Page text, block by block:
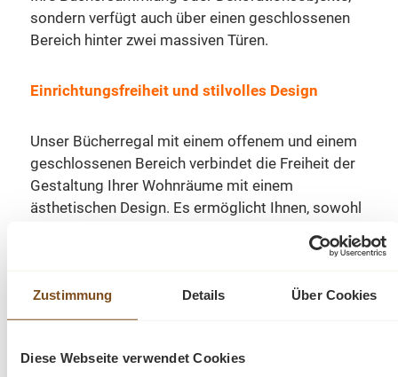
Zustimmung Details Über Cookies
Diese Webseite verwendet Cookies
sondern verfügt auch über einen geschlossenen
Bereich hinter zwei massiven Türen.
Einrichtungsfreiheit und stilvolles Design
Unser Bücherregal mit einem offenem und einem
geschlossenen Bereich verbindet die Freiheit der
Gestaltung Ihrer Wohnräume mit einem
ästhetischen Design. Es ermöglicht Ihnen, sowohl
auch private Gegenstände ordentlich zu verstauen.
Die perfekte Balance zwischen Sichtbarkeit und
Privatsphäre